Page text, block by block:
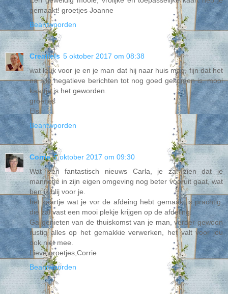
gemaakt! groetjes Joanne
Beantwoorden
Creatiels 5 oktober 2017 om 08:38
wat leuk voor je en je man dat hij naar huis mag, fijn dat het
na alle negatieve berichten tot nog goed gekomen is. mooi
kaartje is het geworden.
groetjes
Els
Beantwoorden
Corrie 5 oktober 2017 om 09:30
Wat een fantastisch nieuws Carla, je zal zien dat je
mannetje in zijn eigen omgeving nog beter vooruit gaat, wat
ben ik blij voor je.
het kaartje wat je vor de afdeing hebt gemaakt,is prachtig,
die zal vast een mooi plekje krijgen op de afdeling.
Ga genieten van de thuiskomst van je man, verder gewoon
rustig alles op het gemakkie verwerken, het valt voor jou
ook niet mee.
Lieve groetjes,Corrie
Beantwoorden